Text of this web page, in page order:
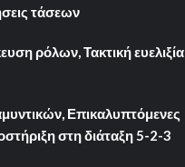
τάσεων
ρόλων, Τακτική ευελιξία
Επικαλυπτόμενες
στη διάταξη 5-2-3